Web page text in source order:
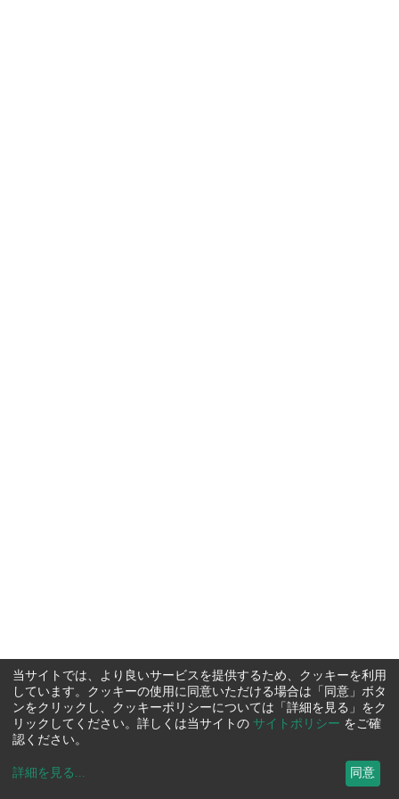
当サイトでは、より良いサービスを提供するため、クッキーを利用
しています。クッキーの使用に同意いただける場合は「同意」ボタ
ンをクリックし、クッキーポリシーについては「詳細を見る」をク
リックしてください。詳しくは当サイトの サイトポリシー をご確
認ください。
詳細を見る ... 同意